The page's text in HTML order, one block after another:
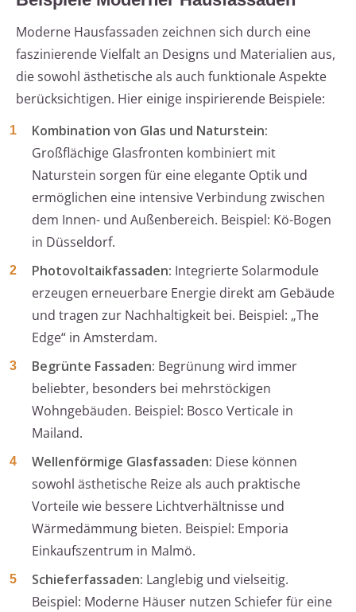
Moderne Hausfassaden zeichnen sich durch eine
faszinierende Vielfalt an Designs und Materialien aus,
die sowohl ästhetische als auch funktionale Aspekte
berücksichtigen. Hier einige inspirierende Beispiele:
Kombination von Glas und Naturstein:
Großflächige Glasfronten kombiniert mit
Naturstein sorgen für eine elegante Optik und
ermöglichen eine intensive Verbindung zwischen
dem Innen- und Außenbereich. Beispiel: Kö-Bogen
in Düsseldorf.
Photovoltaikfassaden: Integrierte Solarmodule
erzeugen erneuerbare Energie direkt am Gebäude
und tragen zur Nachhaltigkeit bei. Beispiel: „The
Edge“ in Amsterdam.
Begrünte Fassaden: Begrünung wird immer
beliebter, besonders bei mehrstöckigen
Wohngebäuden. Beispiel: Bosco Verticale in
Mailand.
Wellenförmige Glasfassaden: Diese können
sowohl ästhetische Reize als auch praktische
Vorteile wie bessere Lichtverhältnisse und
Wärmedämmung bieten. Beispiel: Emporia
Einkaufszentrum in Malmö.
Schieferfassaden: Langlebig und vielseitig.
Beispiel: Moderne Häuser nutzen Schiefer für eine